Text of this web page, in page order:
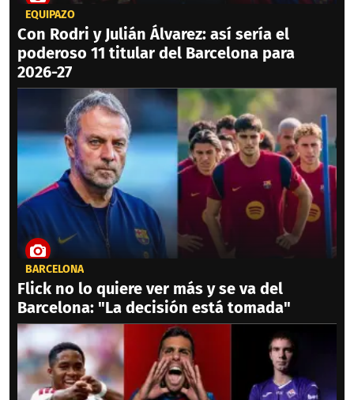
EQUIPAZO
Con Rodri y Julián Álvarez: así sería el
poderoso 11 titular del Barcelona para
2026-27
BARCELONA
Flick no lo quiere ver más y se va del
Barcelona: "La decisión está tomada"